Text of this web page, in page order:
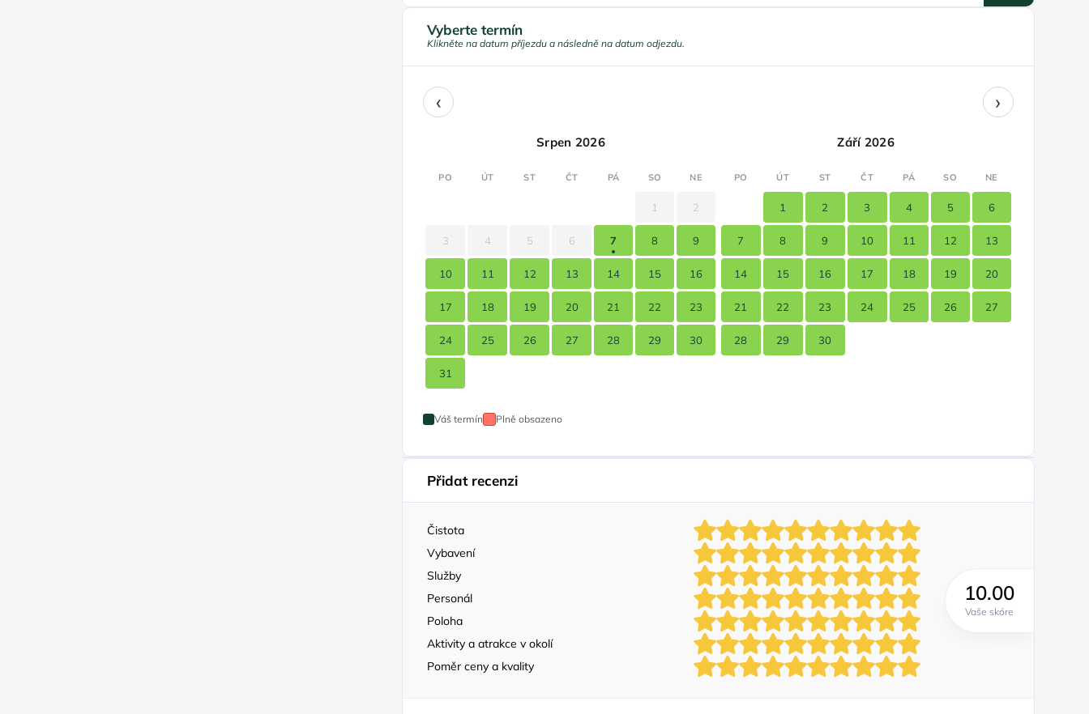
Vyberte termín
Klikněte na datum příjezdu a následně na datum odjezdu.
‹ ›
Srpen 2026
PO ÚT ST ČT PÁ SO NE
1 2
3 4 5 6 7 8 9
10 11 12 13 14 15 16
17 18 19 20 21 22 23
24 25 26 27 28 29 30
31
Září 2026
PO ÚT ST ČT PÁ SO NE
1 2 3 4 5 6
7 8 9 10 11 12 13
14 15 16 17 18 19 20
21 22 23 24 25 26 27
28 29 30
Váš termín Plně obsazeno
Přidat recenzi
Čistota
Vybavení
Služby
Personál
Poloha
Aktivity a atrakce v okolí
Poměr ceny a kvality
10.00
Vaše skóre